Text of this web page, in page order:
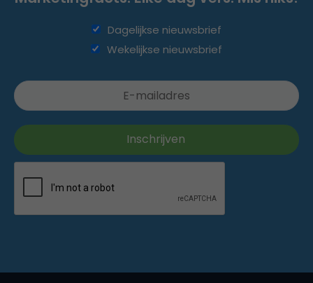
Dagelijkse nieuwsbrief
Wekelijkse nieuwsbrief